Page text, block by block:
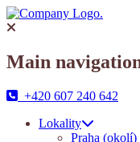
Main
+420 607 240 642
Lokality
Praha (okolí)